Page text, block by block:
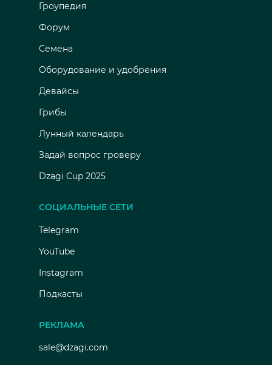
Гроупедия
Форум
Семена
Оборудование и удобрения
Девайсы
Грибы
Лунный календарь
Задай вопрос гроверу
Dzagi Cup 2025
СОЦИАЛЬНЫЕ СЕТИ
Telegram
YouTube
Instagram
Подкасты
РЕКЛАМА
sale@dzagi.com